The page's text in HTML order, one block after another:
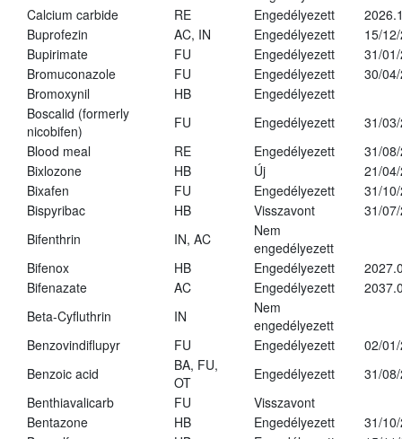
Calcium carbide
RE Engedélyezett
Buprofezin
AC, IN Engedélyezett
15/
Bupirimate
FU Engedélyezett
31/
Bromuconazole
FU Engedélyezett
30/
Bromoxynil
HB
Engedélyezett
Boscalid (formerly
nicobifen)
FU Engedélyezett
31/
Blood meal
RE Engedélyezett
31/
Bixlozone
HB Új
21/
Bixafen
FU Engedélyezett
31/
Bispyribac
HB Visszavont
31/
Bifenthrin
IN, AC
Nem
engedélyezett
Bifenox
HB Engedélyezett
Bifenazate
AC Engedélyezett
Beta-Cyfluthrin
IN
Nem
engedélyezett
Benzovindiflupyr
FU Engedélyezett
02/
Benzoic acid
BA, FU,
OT
Engedélyezett
31/
Benthiavalicarb
FU
Visszavont
Bentazone
HB Engedélyezett
31/